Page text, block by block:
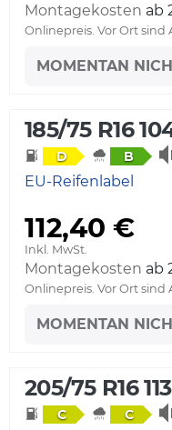
Montagekosten ab
Onlinepreis. Vor Ort
MOMENTAN
185/75 R16
D B
EU-Reifenlabel
112,40 €
Inkl. MwSt.
Montagekosten ab
Onlinepreis. Vor Ort
MOMENTAN
205/75 R16
C C